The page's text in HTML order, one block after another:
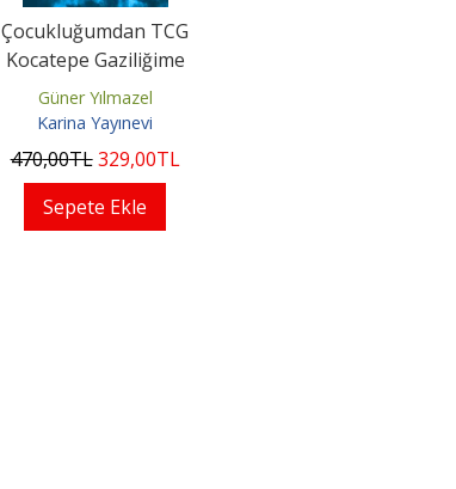
Çocukluğumdan TCG
Kocatepe Gaziliğime
Güner Yılmazel
Karina Yayınevi
470,00TL329,00TL
Sepete Ekle